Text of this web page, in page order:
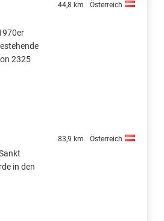
44,8 km Österreich
2325
83,9 km Österreich
in den